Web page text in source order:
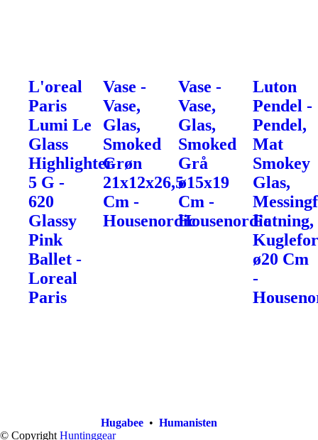
L'oreal
Paris
Lumi Le
Glass
Highlighter
5 G -
620
Glassy
Pink
Ballet -
Loreal
Paris
Vase -
Vase,
Glas,
Smoked
Grøn
21x12x26,5
Cm -
Housenordic
Vase -
Vase,
Glas,
Smoked
Grå
ø15x19
Cm -
Housenordic
Luton
Pendel -
Pendel,
Mat
Smokey
Glas,
Fatning,
ø20 Cm
-
Hugabee• Humanisten
© Copyright Huntinggear